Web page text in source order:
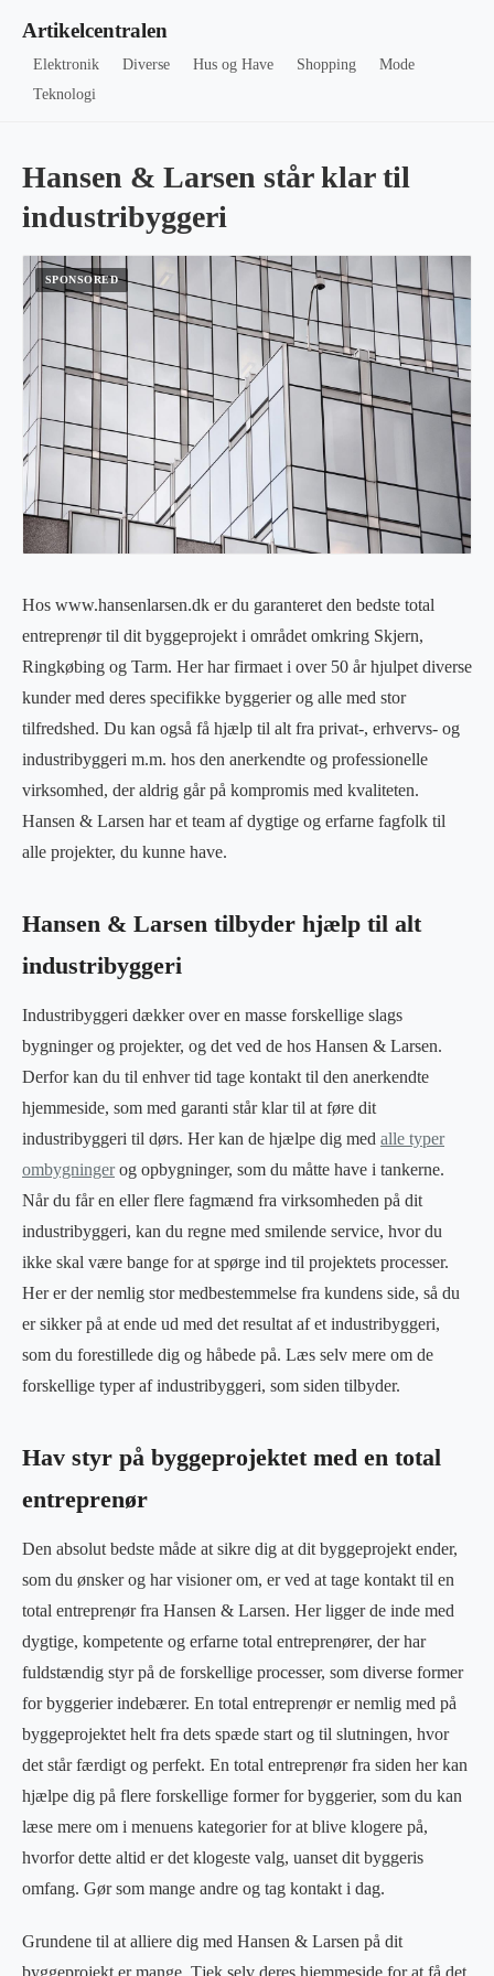
Artikelcentralen
Elektronik Diverse Hus og Have Shopping
Mode
Teknologi
Hansen & Larsen står klar til
industribyggeri
Hos www.hansenlarsen.dk er du garanteret den bedste total
entreprenør til dit byggeprojekt i området omkring Skjern,
Ringkøbing og Tarm. Her har firmaet i over 50 år hjulpet diverse
kunder med deres specifikke byggerier og alle med stor
tilfredshed. Du kan også få hjælp til alt fra privat-, erhvervs- og
industribyggeri m.m. hos den anerkendte og professionelle
virksomhed, der aldrig går på kompromis med kvaliteten.
Hansen & Larsen har et team af dygtige og erfarne fagfolk til
alle projekter, du kunne have.
Hansen & Larsen tilbyder hjælp til alt
industribyggeri
Industribyggeri dækker over en masse forskellige slags
bygninger og projekter, og det ved de hos Hansen & Larsen.
Derfor kan du til enhver tid tage kontakt til den anerkendte
hjemmeside, som med garanti står klar til at føre dit
industribyggeri til dørs. Her kan de hjælpe dig med alle typer
ombygningerog opbygninger, som du måtte have i tankerne.
Når du får en eller flere fagmænd fra virksomheden på dit
industribyggeri, kan du regne med smilende service, hvor du
ikke skal være bange for at spørge ind til projektets processer.
Her er der nemlig stor medbestemmelse fra kundens side, så du
er sikker på at ende ud med det resultat af et industribyggeri,
som du forestillede dig og håbede på. Læs selv mere om de
forskellige typer af industribyggeri, som siden tilbyder.
Hav styr på byggeprojektet med en total
entreprenør
Den absolut bedste måde at sikre dig at dit byggeprojekt ender,
som du ønsker og har visioner om, er ved at tage kontakt til en
total entreprenør fra Hansen & Larsen. Her ligger de inde med
dygtige, kompetente og erfarne total entreprenører, der har
fuldstændig styr på de forskellige processer, som diverse former
for byggerier indebærer. En total entreprenør er nemlig med på
byggeprojektet helt fra dets spæde start og til slutningen, hvor
det står færdigt og perfekt. En total entreprenør fra siden her kan
hjælpe dig på flere forskellige former for byggerier, som du kan
læse mere om i menuens kategorier for at blive klogere på,
hvorfor dette altid er det klogeste valg, uanset dit byggeris
omfang. Gør som mange andre og tag kontakt i dag.
Grundene til at alliere dig med Hansen & Larsen på dit
byggeprojekt er mange. Tjek selv deres hjemmeside for at få det